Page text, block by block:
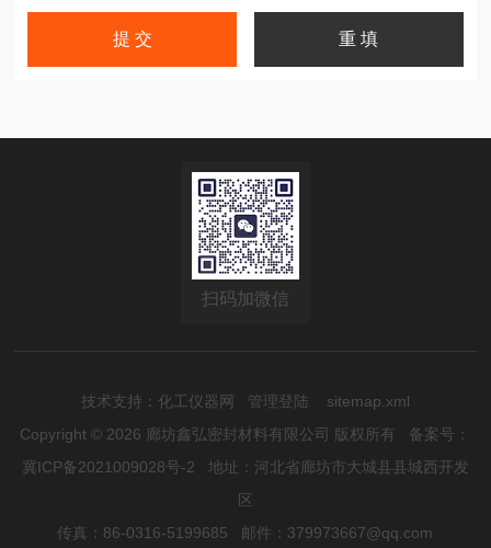
扫码加微信
技术支持： 化工仪器网 管理登陆
sitemap.xml
Copyright © 2026 廊坊鑫弘密封材料有限公司 版权所有 备案号：
冀ICP备2021009028号-2 地址：河北省廊坊市大城县县城西开发
区
传真：86-0316-5199685 邮件：379973667@qq.com